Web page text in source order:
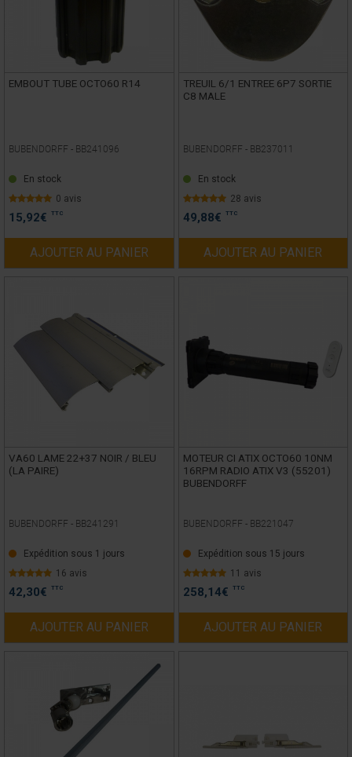
EMBOUT TUBE OCTO60 R14
BUBENDORFF - BB241096
En stock
0 avis
15,92€ TTC
AJOUTER AU PANIER
TREUIL 6/1 ENTREE 6P7 SORTIE
C8 MALE
BUBENDORFF - BB237011
En stock
28 avis
49,88€ TTC
AJOUTER AU PANIER
VA60 LAME 22+37 NOIR / BLEU
(LA PAIRE)
BUBENDORFF - BB241291
Expédition sous 1 jours
16 avis
42,30€ TTC
AJOUTER AU PANIER
MOTEUR CI ATIX OCTO60 10NM
16RPM RADIO ATIX V3 (55201)
BUBENDORFF
BUBENDORFF - BB221047
Expédition sous 15 jours
11 avis
258,14€ TTC
AJOUTER AU PANIER